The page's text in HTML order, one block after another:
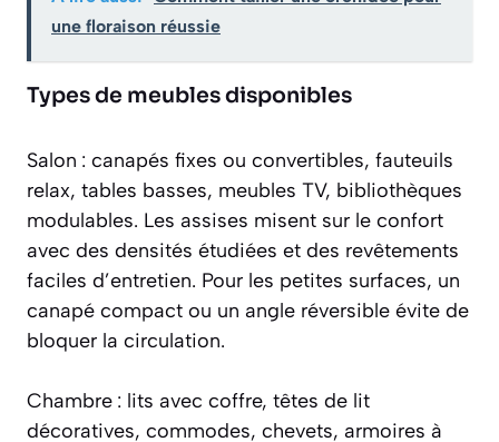
une floraison réussie
Types de meubles disponibles
Salon : canapés fixes ou convertibles, fauteuils
relax, tables basses, meubles TV, bibliothèques
modulables. Les assises misent sur le confort
avec des densités étudiées et des revêtements
faciles d’entretien. Pour les petites surfaces, un
canapé compact ou un angle réversible évite de
bloquer la circulation.
Chambre : lits avec coffre, têtes de lit
décoratives, commodes, chevets, armoires à